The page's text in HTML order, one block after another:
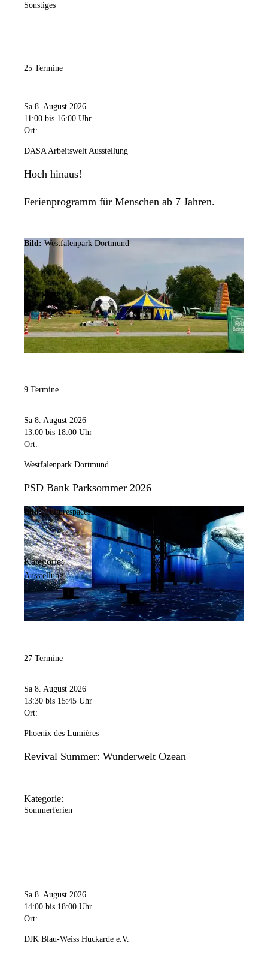
Sonstiges
25 Termine
Sa 8. August 2026
11:00 bis 16:00 Uhr
Ort:
DASA Arbeitswelt Ausstellung
Hoch hinaus!
Ferienprogramm für Menschen ab 7 Jahren.
Bild: Westfalenpark Dortmund
Kategorie:
Sonstiges
9 Termine
Sa 8. August 2026
13:00 bis 18:00 Uhr
Ort:
Westfalenpark Dortmund
PSD Bank Parksommer 2026
Bild: Culturespaces / Falko Wübbecke
Kategorie:
Ausstellung
27 Termine
Sa 8. August 2026
13:30 bis 15:45 Uhr
Ort:
Phoenix des Lumières
Revival Summer: Wunderwelt Ozean
Kategorie:
Sommerferien
Sa 8. August 2026
14:00 bis 18:00 Uhr
Ort:
DJK Blau-Weiss Huckarde e.V.